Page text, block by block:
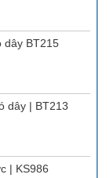
dây BT215
dây | BT213
| KS986